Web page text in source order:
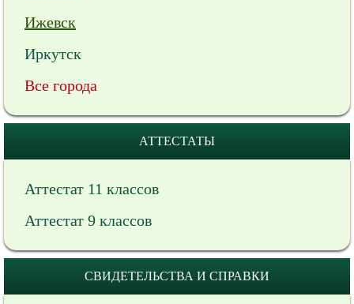
Ижевск
Иркутск
Все города
АТТЕСТАТЫ
Аттестат 11 классов
Аттестат 9 классов
СВИДЕТЕЛЬСТВА И СПРАВКИ